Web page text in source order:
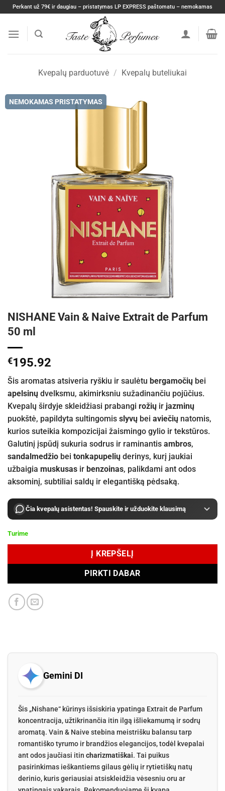
Skip
content
Perkant už 79€ ir daugiau – pristatymas LP EXPRESS paštomatu – nemokamas
Kvepalų parduotuvė / Kvepalų buteliukai
NEMOKAMAS PRISTATYMAS
NISHANE Vain & Naive Extrait de Parfum
50 ml
€195.92
Šis aromatas atsiveria ryškiu ir saulėtu bergamočių bei
apelsinų dvelksmu, akimirksniu sužadinančiu pojūčius.
Kvepalų širdyje skleidžiasi prabangi rožių ir jazminų
puokštė, papildyta sultingomis slyvų bei aviečių natomis,
kurios suteikia kompozicijai žaismingo gylio ir tekstūros.
Galutinį įspūdį sukuria sodrus ir raminantis ambros,
sandalmedžio bei tonkapupelių derinys, kurį jaukiai
užbaigia muskusas ir benzoinas, palikdami ant odos
aksominį, subtiliai saldų ir elegantišką pėdsaką.
Čia kvepalų asistentas! Spauskite ir užduokite klausimą
Turime
Į KREPŠELĮ
PIRKTI DABAR
Gemini DI
Šis „Nishane“ kūrinys išsiskiria ypatinga Extrait de Parfum
koncentracija, užtikrinančia itin ilgą išliekamumą ir sodrų
aromatą. Vain & Naive stebina meistrišku balansu tarp
romantiško tyrumo ir brandžios elegancijos, todėl kvepalai
ant odos jaučiasi itin charizmatiškai. Tai puikus
pasirinkimas ieškantiems gilaus gėlių ir rytietiškų natų
derinio, kuris geriausiai atsiskleidžia vėsesniu oru ar